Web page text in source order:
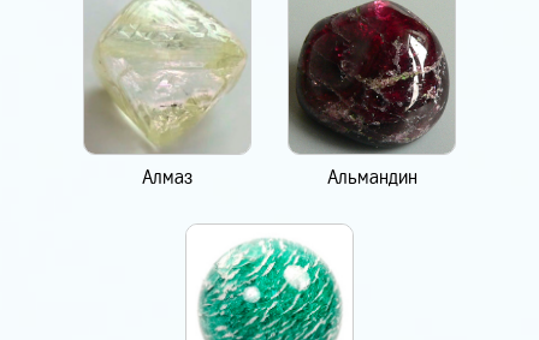
Алмаз Альмандин